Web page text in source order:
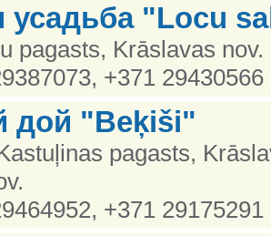
усадьба "Locu
pagasts, Krāslavas nov.
+371 29430566
дой "Beķiši"
pagasts,
+371 29175291